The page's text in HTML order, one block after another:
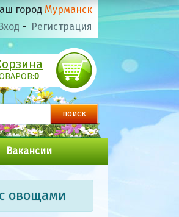
город Мурманск
- Регистрация
0
Вакансии
овощами